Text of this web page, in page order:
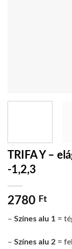
TRIFA Y –
-1,2,3
2780 Ft
– Színes alu 1 =
– Színes alu 2 =